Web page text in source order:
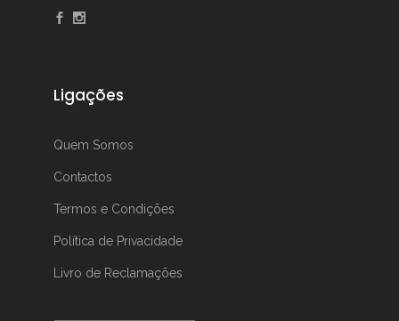
Ligações
Quem Somos
Contactos
Termos e Condições
Política de Privacidade
Livro de Reclamações